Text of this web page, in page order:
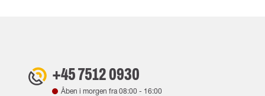
+45 7512 0930
Åben i morgen fra08:00 - 16:00